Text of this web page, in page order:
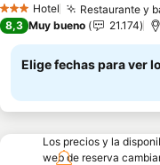
3 Estrellas
Hotel Restaurante y
8,3 Muy bueno 21.174
Elige fechas para ver
Los precios y la
web de reserva